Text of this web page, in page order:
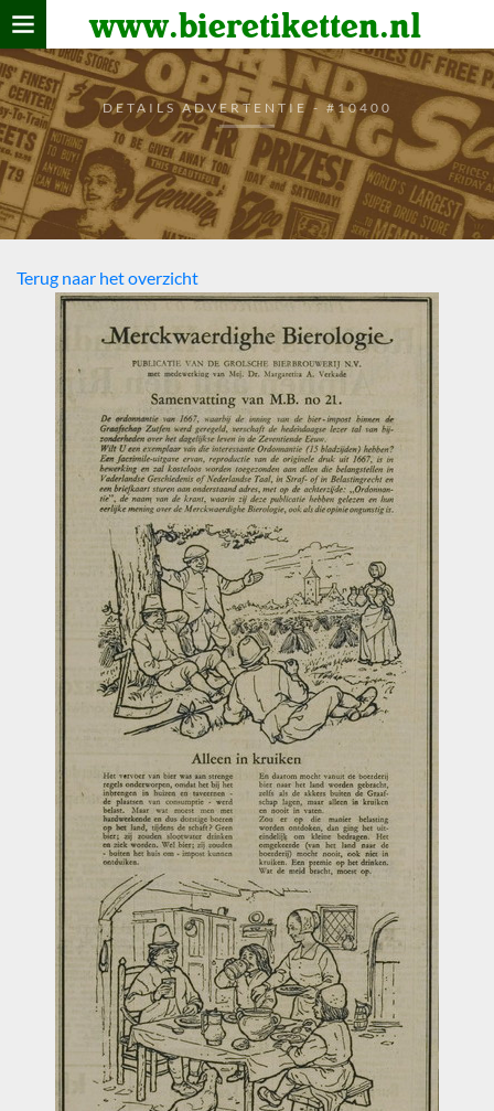
www.bieretiketten.nl
Home
verzamelen
De bierkaart
Bezoekers
DETAILS ADVERTENTIE - #10400
Terug naar het overzicht